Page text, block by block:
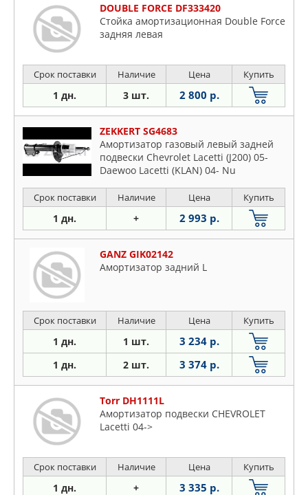
DOUBLE FORCE DF333420
Стойка амортизационная Double Force
задняя левая
Срок поставки Наличие Цена Купить
1 дн. 3 шт. 2 800 р.
ZEKKERT SG4683
Амортизатор газовый левый задней
подвески Chevrolet Lacetti (J200) 05-
Daewoo Lacetti (KLAN) 04- Nu
Срок поставки Наличие Цена Купить
1 дн. + 2 993 р.
GANZ GIK02142
Амортизатор задний L
Срок поставки Наличие Цена Купить
1 дн. 1 шт. 3 234 р.
1 дн. 2 шт. 3 374 р.
Torr DH1111L
Амортизатор подвески CHEVROLET
Lacetti 04->
Срок поставки Наличие Цена Купить
1 дн. + 3 335 р.